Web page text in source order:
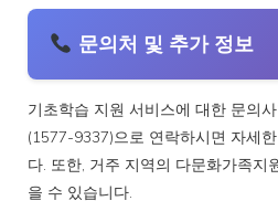
문의처 및 추가 정보
기초학습 지원 서비스에 대한 문의
(1577-9337)으로 연락하시면 자세
다. 또한, 거주 지역의 다문화가족지
을 수 있습니다.